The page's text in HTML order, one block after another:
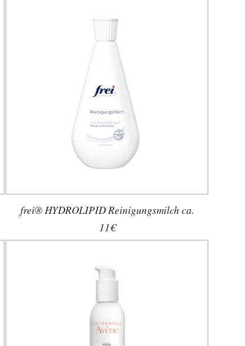
frei® HYDROLIPID Reinigungsmilch ca.
11€